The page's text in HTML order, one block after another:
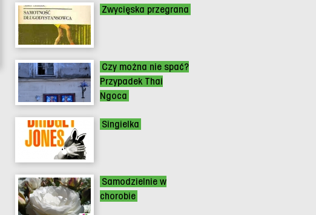
Zwycięska przegrana
Czy można nie spać?
Przypadek Thai
Ngoca
Singielka
Samodzielnie w
chorobie